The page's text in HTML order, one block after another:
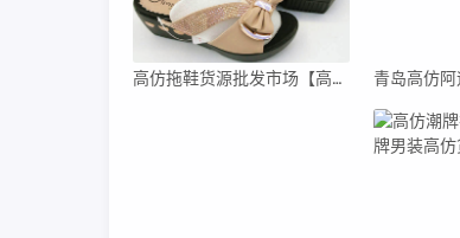
高仿拖鞋货源批发市场【高仿拖鞋货源批发市场在哪里】